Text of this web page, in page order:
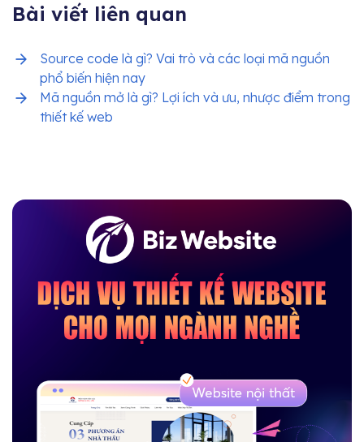
Bài viết liên quan
Source code là gì? Vai trò và các loại mã nguồn
phổ biến hiện nay
Mã nguồn mở là gì? Lợi ích và ưu, nhược điểm trong
thiết kế web